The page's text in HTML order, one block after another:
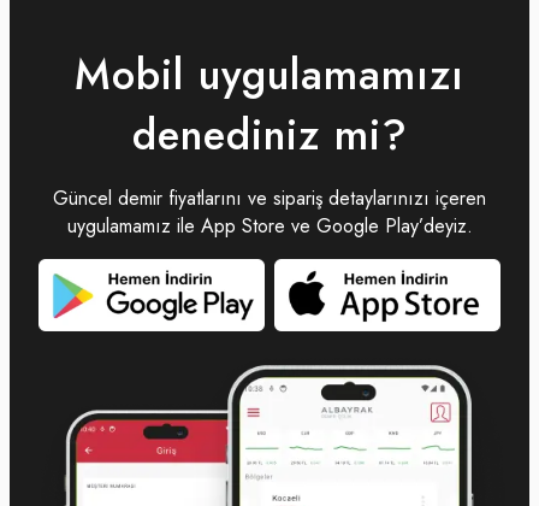
Mobil uygulamamızı
denediniz mi?
Güncel demir fiyatlarını ve sipariş detaylarınızı içeren
uygulamamız ile App Store ve Google Play’deyiz.